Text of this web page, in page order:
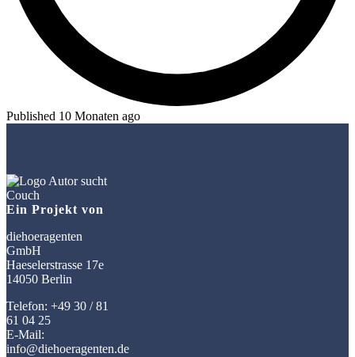
Published 10 Monaten ago
Ein Projekt von
diehoeragenten
GmbH
Haeselerstrasse 17e
14050 Berlin
Telefon: +49 30 / 81
61 04 25
E-Mail:
info@diehoeragenten.de